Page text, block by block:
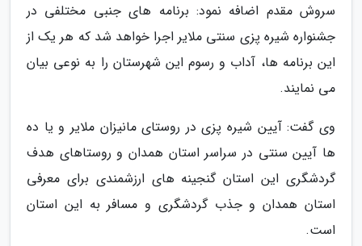
سروش مقدم اضافه نمود: برنامه های جنبی مختلفی در
جشنواره شیره پزی سنتی ملایر اجرا خواهد شد که هر یک از
این برنامه ها، آداب و رسوم این شهرستان را به نوعی بیان
می نمایند.
وی گفت: آیین شیره پزی در روستای مانیزان ملایر و یا ده
ها آیین سنتی در سراسر استان همدان و روستاهای هدف
گردشگری این استان گنجینه های ارزشمندی برای معرفی
استان همدان و جذب گردشگری و مسافر به این استان
است.